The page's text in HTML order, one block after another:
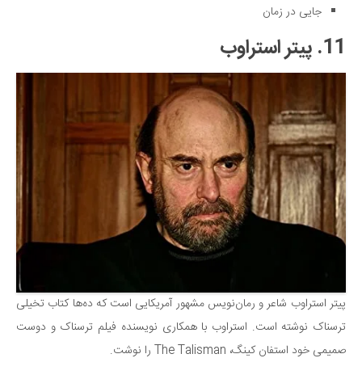
جایی در زمان
11. پیتر استراوب
پیتر استراوب شاعر و رمان‌نویس مشهور آمریکایی است که ده‌ها کتاب تخیلی
ترسناک نوشته است. استراوب با همکاری نویسنده فیلم ترسناک و دوست
صمیمی خود استفان کینگ، The Talisman را نوشت.